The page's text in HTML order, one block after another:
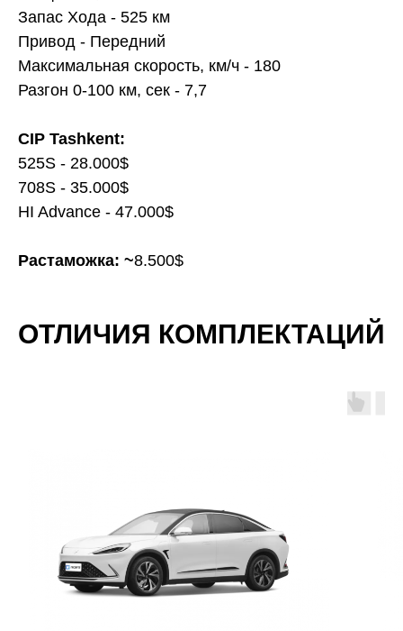
Запас Хода - 525 км
Привод - Передний
Максимальная скорость, км/ч - 180
Разгон 0-100 км, сек - 7,7
CIP Tashkent:
525S - 28.000$
708S - 35.000$
HI Advance - 47.000$
Растаможка: ~8.500$
ФОТО САЛОНА ALPHA S
ОТЛИЧИЯ КОМПЛЕКТАЦИЙ